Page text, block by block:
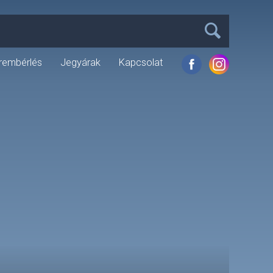
Jegyárak Kapcsolat